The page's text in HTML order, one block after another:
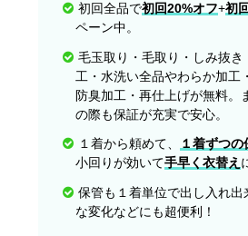
初回全品で初回20%オフ+初
ペーン中。
毛玉取り・毛取り・しみ抜き
工・水洗い全品やわらか加工
防臭加工・再仕上げが無料。
の際も保証が充実で安心。
１着から頼めて、 １着ずつ
小回りが効いて手早く衣替え
保管も１着単位で出し入れ出
な変化などにも超便利！